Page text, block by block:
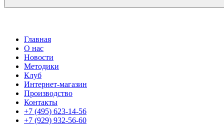
Главная
О нас
Новости
Методики
Клуб
Интернет-магазин
Производство
Контакты
+7 (495) 623-14-56
+7 (929) 932-56-60